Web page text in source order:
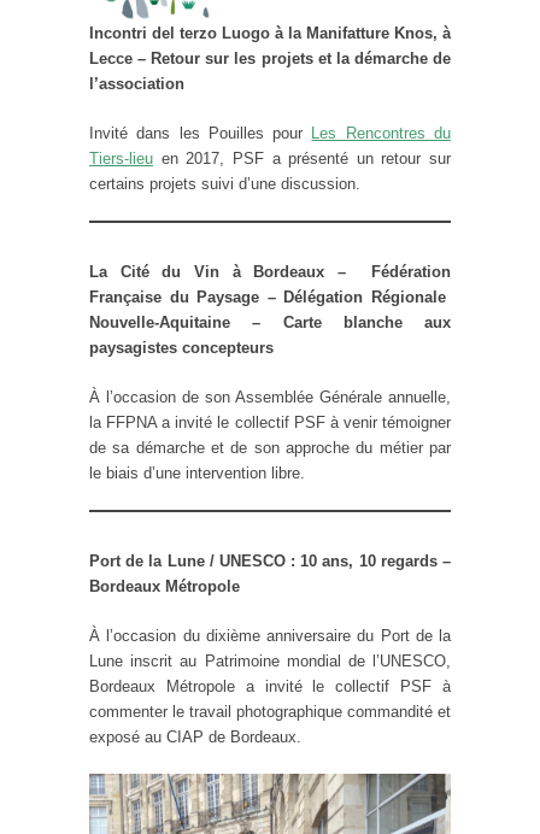
Incontri del terzo Luogo à la Manifatture Knos, à
Lecce – Retour sur les projets et la démarche de
l’association
Invité dans les Pouilles pour
Les Rencontres du
Tiers-lieu en 2017, PSF a présenté un retour sur
certains projets suivi d’une discussion.
La Cité du Vin à Bordeaux – Fédération
Française du Paysage – Délégation Régionale
Nouvelle-Aquitaine – Carte blanche aux
paysagistes concepteurs
À l’occasion de son Assemblée Générale annuelle,
la FFPNA a invité le collectif PSF à venir témoigner
de sa démarche et de son approche du métier par
le biais d’une intervention libre.
Port de la Lune / UNESCO : 10 ans, 10 regards –
Bordeaux Métropole
À l’occasion du dixième anniversaire du Port de la
Lune inscrit au Patrimoine mondial de l’UNESCO,
Bordeaux Métropole a invité le collectif PSF à
commenter le travail photographique commandité et
exposé au CIAP de Bordeaux.